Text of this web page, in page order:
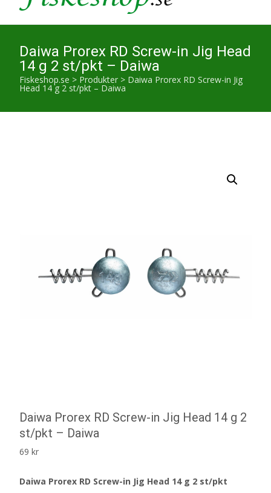
Daiwa Prorex RD Screw-in Jig Head
14 g 2 st/pkt – Daiwa
Fiskeshop.se > Produkter > Daiwa Prorex RD Screw-in Jig
Head 14 g 2 st/pkt – Daiwa
Daiwa Prorex RD Screw-in Jig Head 14 g 2
st/pkt – Daiwa
69 kr
Daiwa Prorex RD Screw-in Jig Head 14 g 2 st/pkt